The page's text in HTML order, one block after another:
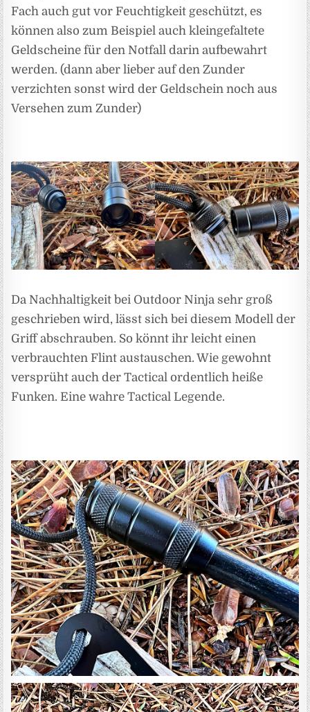
Fach auch gut vor Feuchtigkeit geschützt, es
können also zum Beispiel auch kleingefaltete
Geldscheine für den Notfall darin aufbewahrt
werden. (dann aber lieber auf den Zunder
verzichten sonst wird der Geldschein noch aus
Versehen zum Zunder)
Da Nachhaltigkeit bei Outdoor Ninja sehr groß
geschrieben wird, lässt sich bei diesem Modell der
Griff abschrauben. So könnt ihr leicht einen
verbrauchten Flint austauschen. Wie gewohnt
versprüht auch der Tactical ordentlich heiße
Funken. Eine wahre Tactical Legende.